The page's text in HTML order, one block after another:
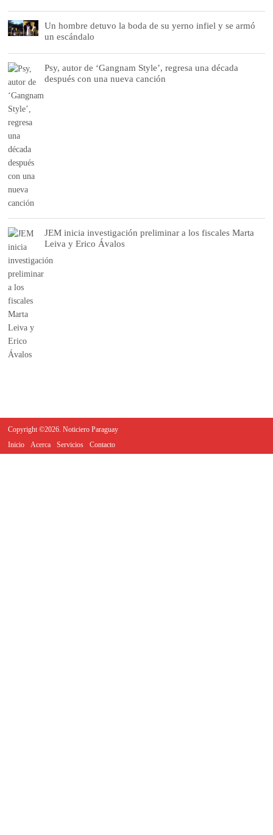
Un hombre detuvo la boda de su yerno infiel y se armó
un escándalo
Psy, autor de ‘Gangnam Style’, regresa una década
después con una nueva canción
JEM inicia investigación preliminar a los fiscales Marta
Leiva y Erico Ávalos
Copyright ©2026. Noticiero Paraguay
Inicio
Acerca Servicios Contacto